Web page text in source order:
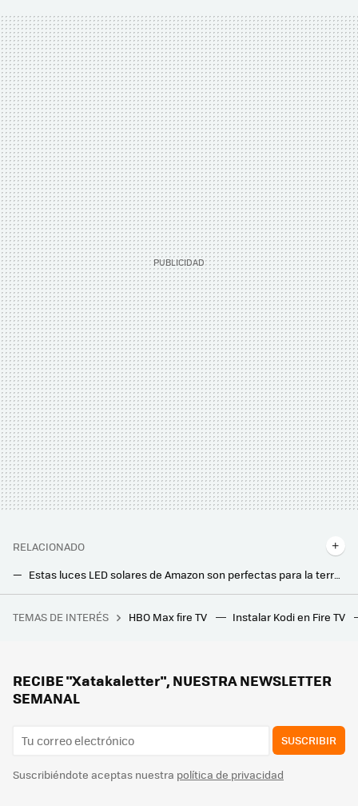
RELACIONADO
Estas luces LED solares de Amazon son perfectas para la terraza o jardín. Ahora están muy rebajadas
España va a encadenar tres olas de calor en seis semanas. AEMET lo tiene claro: ya no es una ola, es el clima
TEMAS DE INTERÉS HBO Max fire TV Instalar Kodi en Fire TV
RECIBE "Xatakaletter", NUESTRA NEWSLETTER
SEMANAL
SUSCRIBIR
Suscribiéndote aceptas nuestra política de privacidad